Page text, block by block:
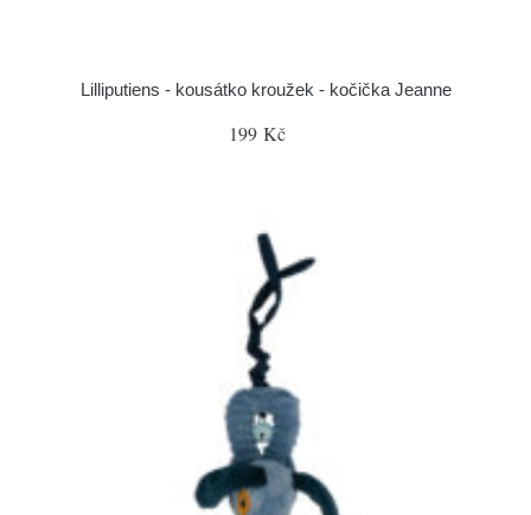
Lilliputiens - kousátko kroužek - kočička Jeanne
199 Kč